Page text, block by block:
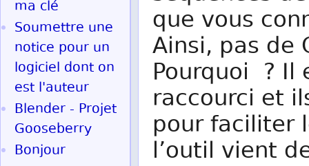
que vous
Ainsi, pas de
Pourquoi ? Il
raccourci et
pour faciliter
l’outil vient
ma clé
Soumettre une
notice pour un
logiciel dont on
est l'auteur
Blender - Projet
Gooseberry
Bonjour